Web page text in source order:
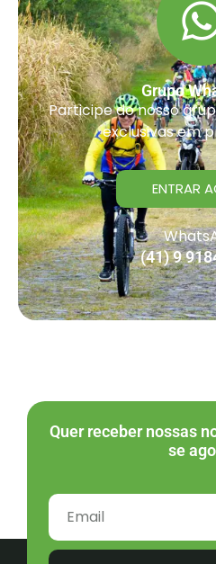
Grupo
Participe do nosso
exclusivas em
ENTRAR
(41) 9
Quer receber nossas
se